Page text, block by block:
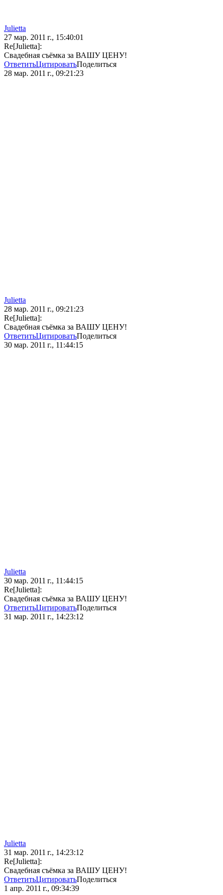
Julietta
27 мар. 2011 г., 15:40:01
Re[Julietta]:
Свадебная съёмка за ВАШУ ЦЕНУ!
ОтветитьЦитироватьПоделиться
28 мар. 2011 г., 09:21:23
Julietta
28 мар. 2011 г., 09:21:23
Re[Julietta]:
Свадебная съёмка за ВАШУ ЦЕНУ!
ОтветитьЦитироватьПоделиться
30 мар. 2011 г., 11:44:15
Julietta
30 мар. 2011 г., 11:44:15
Re[Julietta]:
Свадебная съёмка за ВАШУ ЦЕНУ!
ОтветитьЦитироватьПоделиться
31 мар. 2011 г., 14:23:12
Julietta
31 мар. 2011 г., 14:23:12
Re[Julietta]:
Свадебная съёмка за ВАШУ ЦЕНУ!
ОтветитьЦитироватьПоделиться
1 апр. 2011 г., 09:34:39